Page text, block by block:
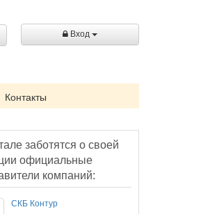
Вход
Контакты
заботятся о своей
официальные
компаний:
СКБ Контур